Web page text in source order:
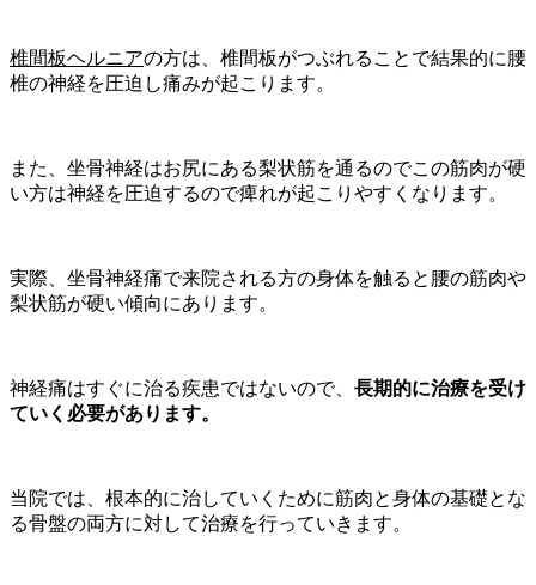
椎間板ヘルニアの方は、椎間板がつぶれることで結果的に腰
椎の神経を圧迫し痛みが起こります。
また、坐骨神経はお尻にある梨状筋を通るのでこの筋肉が硬
い方は神経を圧迫するので痺れが起こりやすくなります。
実際、坐骨神経痛で来院される方の身体を触ると腰の筋肉や
梨状筋が硬い傾向にあります。
神経痛はすぐに治る疾患ではないので、 長期的に治療を受け
ていく必要があります。
当院では、根本的に治していくために筋肉と身体の基礎とな
る骨盤の両方に対して治療を行っていきます。